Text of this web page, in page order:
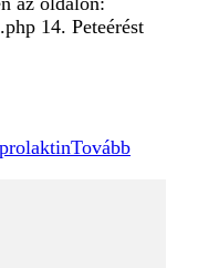
14. Peteérést
prolaktinTovább